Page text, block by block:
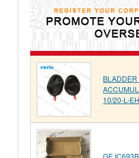
BLADDER
10/20-L-EH
GE